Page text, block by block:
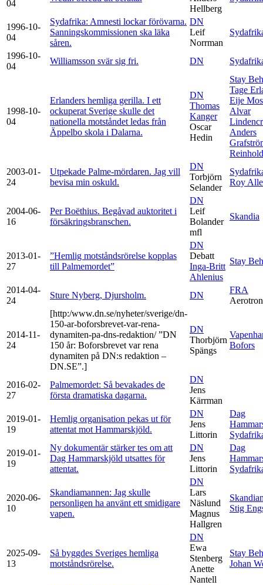
04
Hellberg
1996-10-
04
Sydafrika: Amnesti lockar förövarna.
Sanningskommissionen ska läka
såren.
DN
Leif
Norrman
1996-10-
04
Williamsson svär sig fri. DN
1998-10-
04
Erlanders hemliga gerilla. I ett
ockuperat Sverige skulle det
nationella motståndet ledas från
Äppelbo skola i Dalarna.
DN
Thomas
Kanger
Oscar
Hedin
Stay
Tage
Eije
Alvar
Anders
2003-01-
24
Utpekade Palme-mördaren. Jag vill
bevisa min oskuld.
DN
Torbjörn
Selander
Roy
2004-06-
16
Per Boëthius. Begåvad auktoritet i
försäkringsbranschen.
DN
Leif
Bolander
mfl
Skandia
2013-01-
27
”Hemlig motståndsrörelse kopplas
till Palmemordet”
DN
Debatt
Inga-Britt
Ahlenius
Stay
2014-04-
24
Sture Nyberg, Djursholm. DN
FRA
2014-11-
24
[http:/www.dn.se/nyheter/sverige/dn-
150-ar-boforsbrevet-var-rena-
dynamiten-pa-dns-redaktion/ ”DN
150 år: Boforsbrevet var rena
dynamiten på DN:s redaktion –
DN.SE”.]
DN
Thorbjörn
Spängs
Bofors
2016-02-
27
Palmemordet: Så bevakades de
första dramatiska dagarna.
DN
Jens
Kärrman
2019-01-
19
Hemlig organisation pekas ut för
attentat mot Hammarskjöld.
DN
Jens
Littorin
Dag
2019-01-
19
Ny dokumentär stärker tes om att
Dag Hammarskjöld utsattes för
attentat.
DN
Jens
Littorin
Dag
2020-06-
10
Skandiamannen: Jag skulle
personligen ha använt ett smidigare
vapen.
DN
Lars
Näslund
Magnus
Hallgren
Stig
2025-09-
13
Så byggdes Sveriges hemliga
motståndsrörelse.
DN
Ewa
Stenberg
Anette
Nantell
Stay
Johan